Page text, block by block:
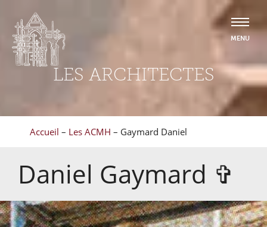
LES ARCHITECTES
Accueil – Les ACMH – Gaymard Daniel
Daniel Gaymard ✞